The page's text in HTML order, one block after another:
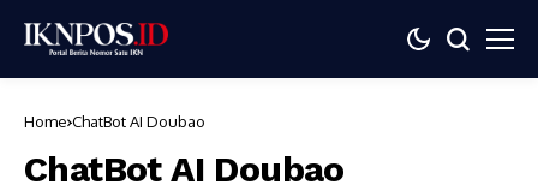
Home ChatBot AI Doubao
ChatBot AI Doubao